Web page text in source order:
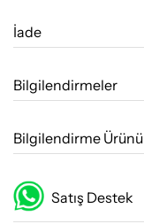
İade
Bilgilendirmeler
Bilgilendirme Ürünü
Satış Destek